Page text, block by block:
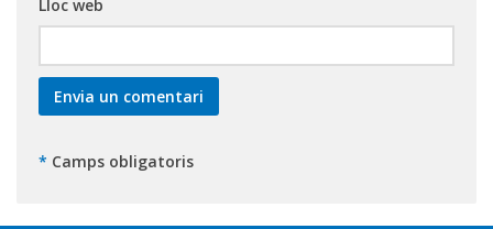
Lloc web
* Camps obligatoris